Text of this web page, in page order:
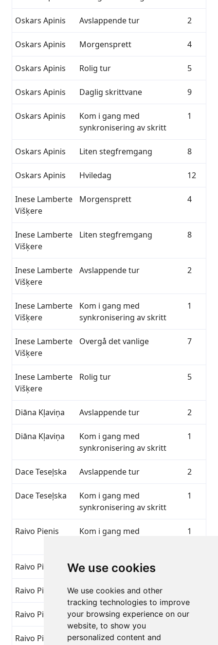
We use cookies
We use cookies and other
tracking technologies to improve
your browsing experience on our
website, to show you
personalized content and
Oskars Apinis Avslappende tur 2
Oskars Apinis Morgensprett 4
Oskars Apinis Rolig tur 5
Oskars Apinis Daglig skrittvane 9
Oskars Apinis
Kom i gang med
synkronisering av skritt
1
Oskars Apinis Liten stegfremgang 8
Oskars Apinis Hviledag 12
Inese Lamberte
Višķere
Morgensprett 4
Inese Lamberte
Višķere
Liten stegfremgang 8
Inese Lamberte
Višķere
Avslappende tur 2
Inese Lamberte
Višķere
Kom i gang med
synkronisering av skritt
1
Inese Lamberte
Višķere
Overgå det vanlige 7
Inese Lamberte
Višķere
Rolig tur 5
Diāna Kļaviņa Avslappende tur 2
Diāna Kļaviņa
Kom i gang med
synkronisering av skritt
1
Dace Teseļska Avslappende tur 2
Dace Teseļska
Kom i gang med
synkronisering av skritt
1
Raivo Pienis
Kom i gang med
1
Raivo Pienis Liten stegfremgang
Raivo Pienis Overgå det vanlige
Raivo Pienis Avslappende tur 2
Raivo Pienis Morgensprett